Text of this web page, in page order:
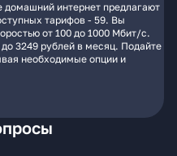
интернет предлагают
тарифов - 59. Вы
от 100 до 1000 Мбит/с.
3249 рублей в месяц. Подайте
необходимые опции и